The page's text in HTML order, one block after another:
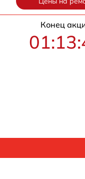
Конец